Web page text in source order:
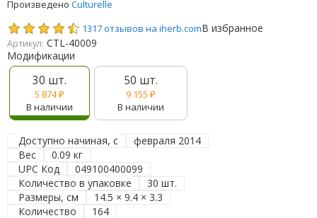
Произведено Culturelle
1317 отзывов на iherb.comВ избранное
Артикул: CTL-40009
Модификации
30 шт.
5 874₽
В наличии
50 шт.
9 155 ₽
В наличии
Доступно начиная, с
февраля 2014
Вес
0.09 кг
UPC Код
049100400099
Количество в упаковке
30 шт.
Размеры, см
14.5 × 9.4 × 3.3
Количество
164